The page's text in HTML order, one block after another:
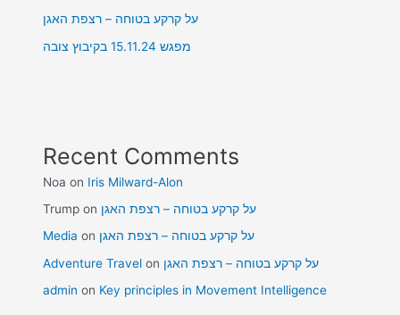
על קרקע בטוחה – רצפת האגן
מפגש 15.11.24 בקיבוץ צובה
Recent Comments
Noa on Iris Milward-Alon
Trump on על קרקע בטוחה – רצפת האגן
Media on על קרקע בטוחה – רצפת האגן
Adventure Travel on על קרקע בטוחה – רצפת האגן
admin on Key principles in Movement Intelligence